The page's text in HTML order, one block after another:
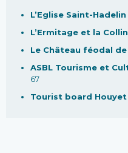
L’Eglise Saint-Hadelin
L’Ermitage et la
Le Château féodal de
ASBL Tourisme et
67
Tourist board Houyet